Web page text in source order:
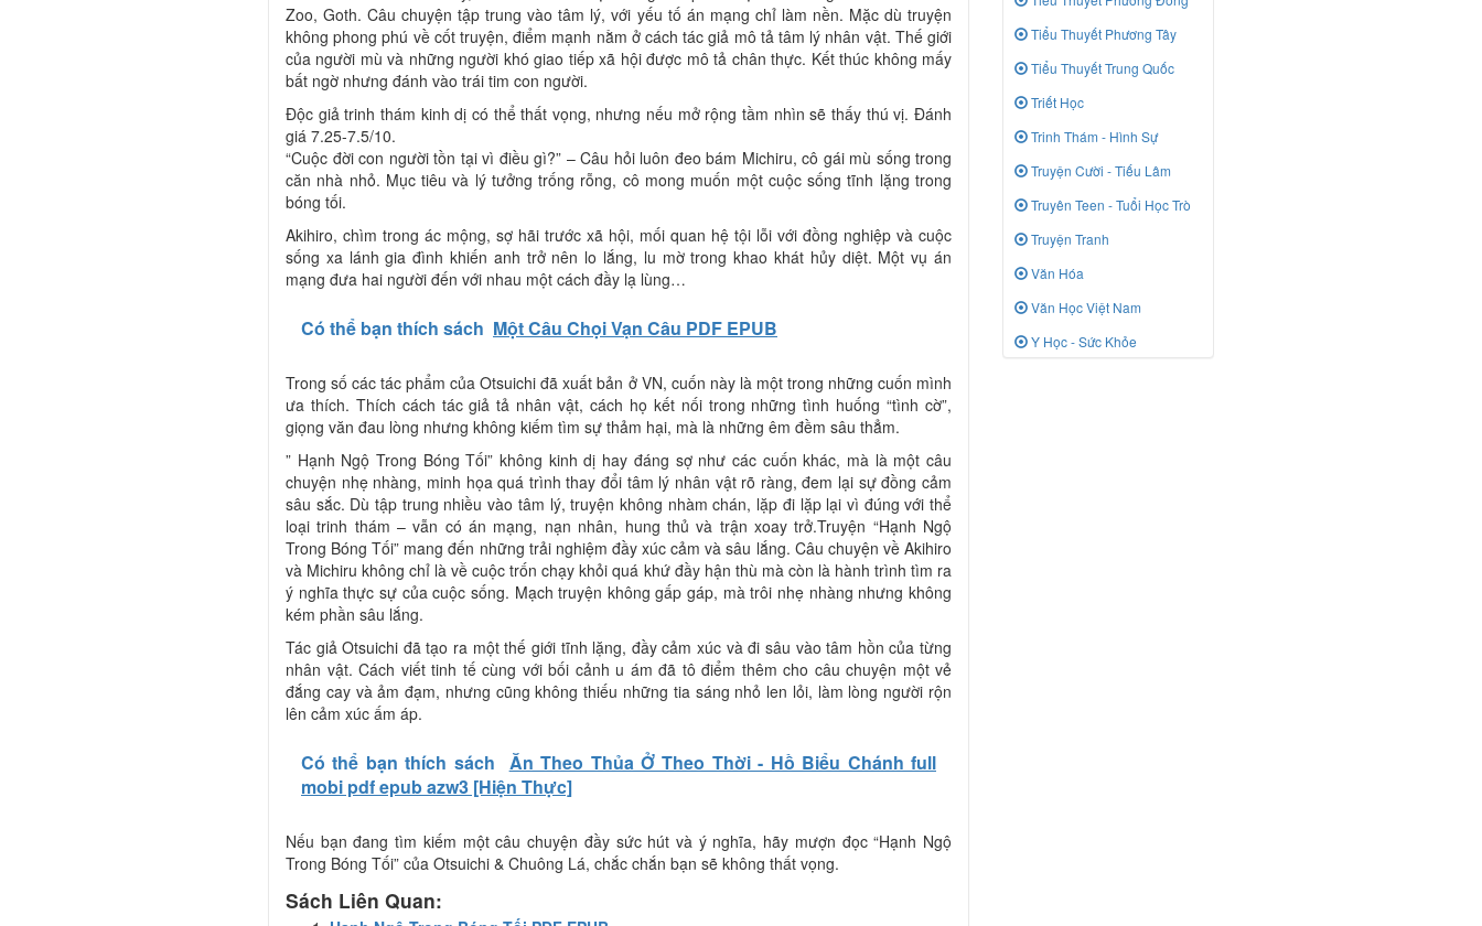
Zoo, Goth. Câu chuyện tập trung vào tâm lý, với yếu tố án mạng chỉ làm nền. Mặc dù truyện
không phong phú về cốt truyện, điểm mạnh nằm ở cách tác giả mô tả tâm lý nhân vật. Thế giới
của người mù và những người khó giao tiếp xã hội được mô tả chân thực. Kết thúc không mấy
bất ngờ nhưng đánh vào trái tim con người.
Độc giả trinh thám kinh dị có thể thất vọng, nhưng nếu mở rộng tầm nhìn sẽ thấy thú vị. Đánh
giá 7.25-7.5/10.
“Cuộc đời con người tồn tại vì điều gì?” – Câu hỏi luôn đeo bám Michiru, cô gái mù sống trong
căn nhà nhỏ. Mục tiêu và lý tưởng trống rỗng, cô mong muốn một cuộc sống tĩnh lặng trong
bóng tối.
Akihiro, chìm trong ác mộng, sợ hãi trước xã hội, mối quan hệ tội lỗi với đồng nghiệp và cuộc
sống xa lánh gia đình khiến anh trở nên lo lắng, lu mờ trong khao khát hủy diệt. Một vụ án
mạng đưa hai người đến với nhau một cách đầy lạ lùng…
Có thể bạn thích sách Một Câu Chọi Vạn Câu PDF EPUB
Trong số các tác phẩm của Otsuichi đã xuất bản ở VN, cuốn này là một trong những cuốn mình
ưa thích. Thích cách tác giả tả nhân vật, cách họ kết nối trong những tình huống “tình cờ”,
giọng văn đau lòng nhưng không kiếm tìm sự thảm hại, mà là những êm đềm sâu thẳm.
” Hạnh Ngộ Trong Bóng Tối” không kinh dị hay đáng sợ như các cuốn khác, mà là một câu
chuyện nhẹ nhàng, minh họa quá trình thay đổi tâm lý nhân vật rõ ràng, đem lại sự đồng cảm
sâu sắc. Dù tập trung nhiều vào tâm lý, truyện không nhàm chán, lặp đi lặp lại vì đúng với thể
loại trinh thám – vẫn có án mạng, nạn nhân, hung thủ và trận xoay trở.Truyện “Hạnh Ngộ
Trong Bóng Tối” mang đến những trải nghiệm đầy xúc cảm và sâu lắng. Câu chuyện về Akihiro
và Michiru không chỉ là về cuộc trốn chạy khỏi quá khứ đầy hận thù mà còn là hành trình tìm ra
ý nghĩa thực sự của cuộc sống. Mạch truyện không gấp gáp, mà trôi nhẹ nhàng nhưng không
kém phần sâu lắng.
Tác giả Otsuichi đã tạo ra một thế giới tĩnh lặng, đầy cảm xúc và đi sâu vào tâm hồn của từng
nhân vật. Cách viết tinh tế cùng với bối cảnh u ám đã tô điểm thêm cho câu chuyện một vẻ
đắng cay và ảm đạm, nhưng cũng không thiếu những tia sáng nhỏ len lỏi, làm lòng người rộn
lên cảm xúc ấm áp.
Có thể bạn thích sách
Ăn Theo Thủa Ở Theo Thời - Hồ Biểu Chánh full
mobi pdf epub azw3 [Hiện Thực]
Nếu bạn đang tìm kiếm một câu chuyện đầy sức hút và ý nghĩa, hãy mượn đọc “Hạnh Ngộ
Trong Bóng Tối” của Otsuichi & Chuông Lá, chắc chắn bạn sẽ không thất vọng.
Sách Liên Quan:
Tiểu Thuyết Phương Tây
Tiểu Thuyết Trung Quốc
Triết Học
Trinh Thám - Hình Sự
Truyện Cười - Tiếu Lâm
Truyên Teen - Tuổi Học Trò
Truyện Tranh
Văn Hóa
Văn Học Việt Nam
Y Học - Sức Khỏe